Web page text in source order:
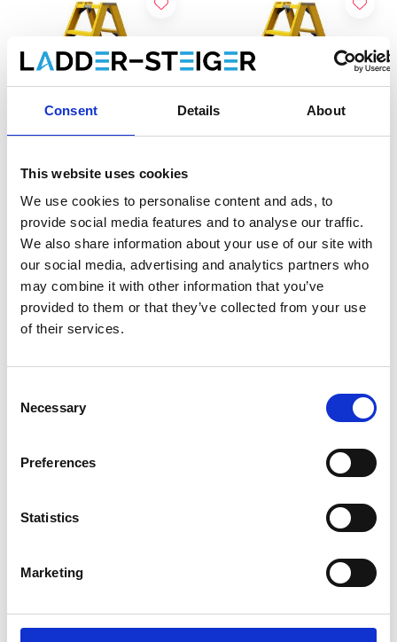
Consent Details About
This website uses cookies
We use cookies to personalise content and ads, to
provide social media features and to analyse our traffic.
We also share information about your use of our site with
our social media, advertising and analytics partners who
may combine it with other information that you’ve
provided to them or that they’ve collected from your use
of their services.
Selection
Necessary
Preferences
Statistics
Marketing
Staltor escabeau double
accès en fibre 2x4
marches
€537,00 HT
Staltor escabeau double
accès en fibre 2x5
marches
€625,00 HT
Afficher le produit
marches
Staltor escabeau double
marches